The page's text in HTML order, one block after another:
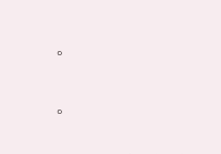
。
。